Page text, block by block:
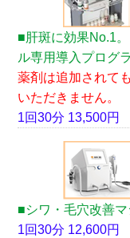
■肝斑に効果No.1
ル専用導入プログ
薬剤は追加されて
いただきません。
1回30分 13,500円
■シワ・毛穴改善マ
1回30分 12,600円